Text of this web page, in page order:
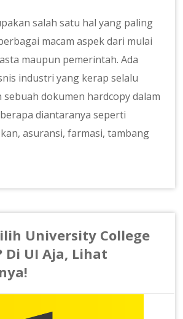
salah satu hal yang paling
macam aspek dari mulai
maupun pemerintah. Ada
industri yang kerap selalu
dokumen hardcopy dalam
diantaranya seperti
asuransi, farmasi, tambang
University College
Di UI Aja, Lihat